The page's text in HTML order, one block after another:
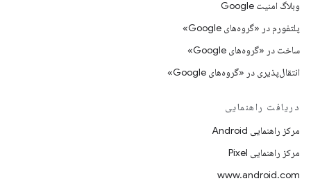
وبلاگ امنیت Google
پلتفورم در «گروه‌های Google»
ساخت در «گروه‌های Google»
انتقال‌پذیری در «گروه‌های Google»
دریافت راهنمایی
مرکز راهنمایی Android
مرکز راهنمایی Pixel
www.android.com